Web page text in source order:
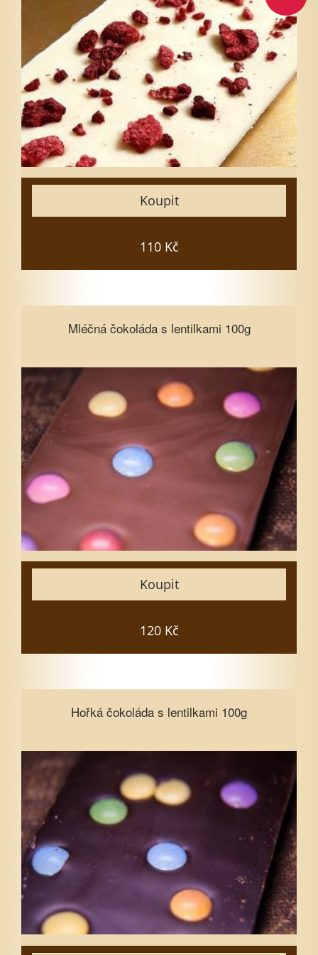
Koupit
110 Kč
Vyberte množství
1
3
5
10
15
Zavřít
Vložit do košíku
Mléčná čokoláda s lentilkami 100g
Koupit
120 Kč
Mléčná čokoláda s lentilkami 100g
Vyberte množství
3
5
15
Zavřít
Vložit do košíku
Hořká čokoláda s lentilkami 100g
Hořká čokoláda s lentilkami 100g
Vyberte množství
1
3
15
Zavřít